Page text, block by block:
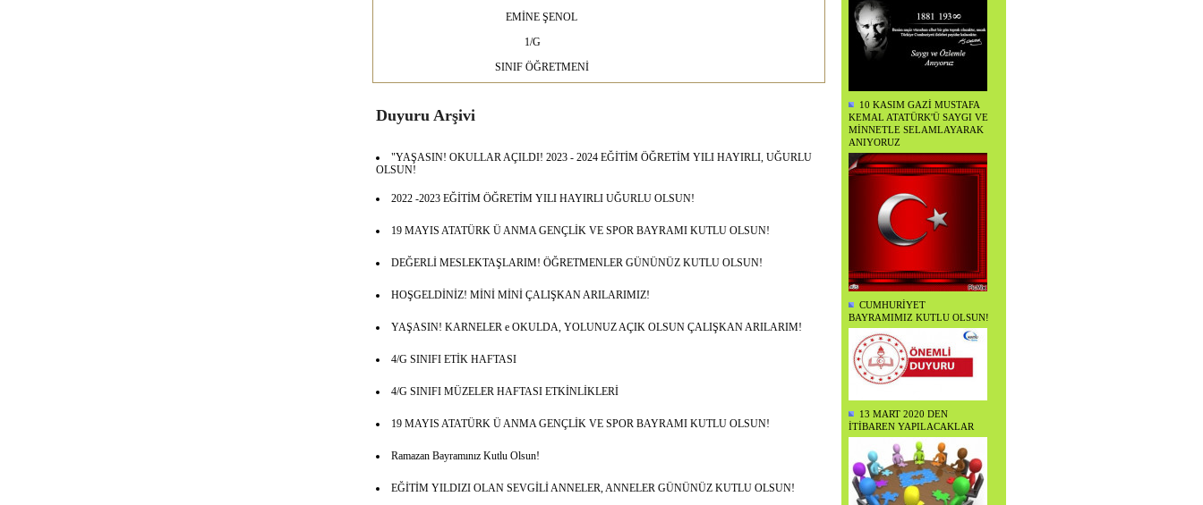
EMİNE ŞENOL
1/G
SINIF ÖĞRETMENİ
Duyuru Arşivi
"YAŞASIN! OKULLAR AÇILDI! 2023 - 2024 EĞİTİM ÖĞRETİM YILI HAYIRLI, UĞURLU
OLSUN!
2022 -2023 EĞİTİM ÖĞRETİM YILI HAYIRLI UĞURLU OLSUN!
19 MAYIS ATATÜRK Ü ANMA GENÇLİK VE SPOR BAYRAMI KUTLU OLSUN!
DEĞERLİ MESLEKTAŞLARIM! ÖĞRETMENLER GÜNÜNÜZ KUTLU OLSUN!
HOŞGELDİNİZ! MİNİ MİNİ ÇALIŞKAN ARILARIMIZ!
YAŞASIN! KARNELER e OKULDA, YOLUNUZ AÇIK OLSUN ÇALIŞKAN ARILARIM!
4/G SINIFI ETİK HAFTASI
4/G SINIFI MÜZELER HAFTASI ETKİNLİKLERİ
19 MAYIS ATATÜRK Ü ANMA GENÇLİK VE SPOR BAYRAMI KUTLU OLSUN!
Ramazan Bayramınız Kutlu Olsun!
EĞİTİM YILDIZI OLAN SEVGİLİ ANNELER, ANNELER GÜNÜNÜZ KUTLU OLSUN!
10 KASIM GAZİ MUSTAFA
KEMAL ATATÜRK'Ü SAYGI VE
MİNNETLE SELAMLAYARAK
ANIYORUZ
CUMHURİYET
BAYRAMIMIZ KUTLU OLSUN!
13 MART 2020 DEN
İTİBAREN YAPILACAKLAR